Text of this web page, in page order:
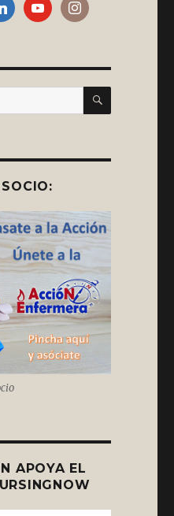
BUSCAR
APOYA EL